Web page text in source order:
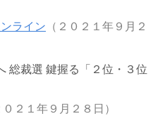
ライン （２０２１年９月２
総裁選 鍵握る「２位・３位
０２１年９月２８日）